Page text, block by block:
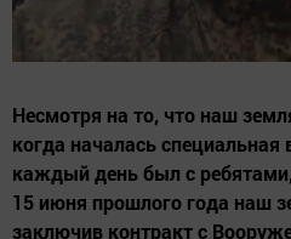
Несмотря на то, что наш
когда началась
каждый день был с
15 июня прошлого года наш
заключив контракт с